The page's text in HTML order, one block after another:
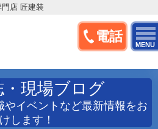
電話
MENU
店 匠建装
・現場ブログ
やイベントなど最新情報をお
します！